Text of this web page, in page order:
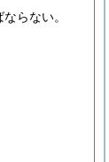
らない。